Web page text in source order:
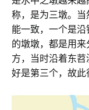
称，是为三墩。
能一致，一个是
的墩墩，都是用
方，当时沿着东
好是第三个，故此